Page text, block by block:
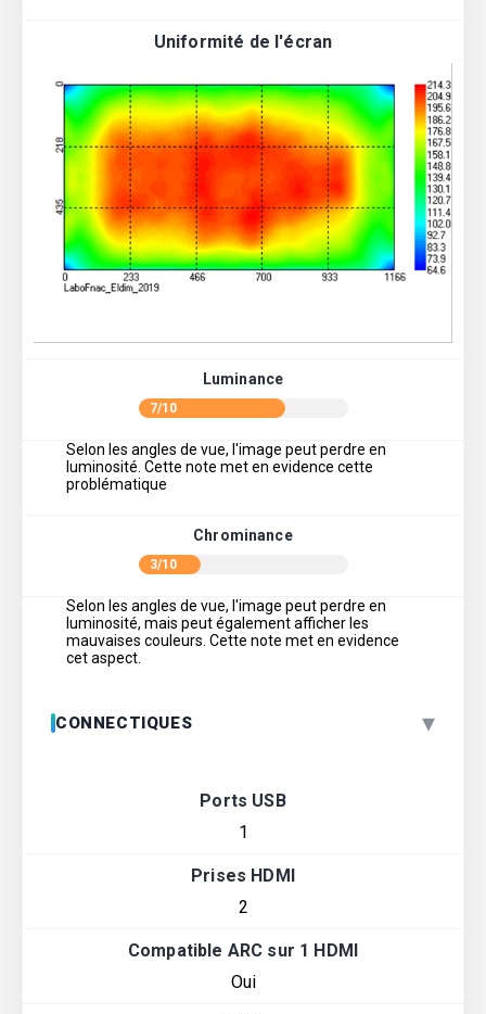
Uniformité de l'écran
Luminance
7/10
Selon les angles de vue, l'image peut perdre en
luminosité. Cette note met en evidence cette
problématique
Chrominance
3/10
Selon les angles de vue, l'image peut perdre en
luminosité, mais peut également afficher les
mauvaises couleurs. Cette note met en evidence
cet aspect.
CONNECTIQUES ▾
Ports USB
1
Prises HDMI
2
Compatible ARC sur 1 HDMI
Oui